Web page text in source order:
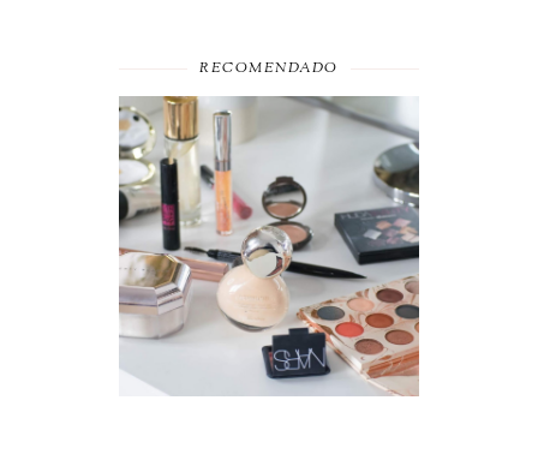
RECOMENDADO
FAVORITOS DE
MAQUILHAGEM 2019